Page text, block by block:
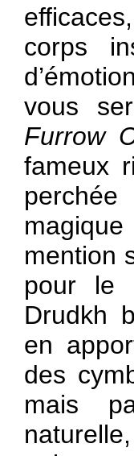
corps
vous
Furrow
fameux
mention
pour le
Drudkh
en
des
mais